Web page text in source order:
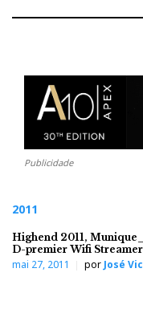
Publicidade
2011
Highend 2011,
D-premier Wifi Streamer
mai 27, 2011 por José